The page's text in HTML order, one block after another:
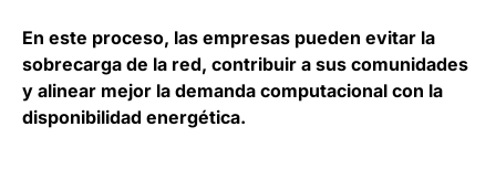
En este proceso, las empresas pueden evitar la
sobrecarga de la red, contribuir a sus comunidades
y alinear mejor la demanda computacional con la
disponibilidad energética.